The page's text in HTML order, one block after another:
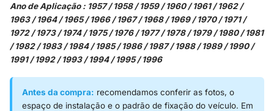
Ano de Aplicação : 1957 / 1958 / 1959 / 1960 / 1961 / 1962 /
1963 / 1964 / 1965 / 1966 / 1967 / 1968 / 1969 / 1970 / 1971 /
1972 / 1973 / 1974 / 1975 / 1976 / 1977 / 1978 / 1979 / 1980 / 1981
/ 1982 / 1983 / 1984 / 1985 / 1986 / 1987 / 1988 / 1989 / 1990 /
1991 / 1992 / 1993 / 1994 / 1995 / 1996
Antes da compra: recomendamos conferir as fotos, o
espaço de instalação e o padrão de fixação do veículo. Em